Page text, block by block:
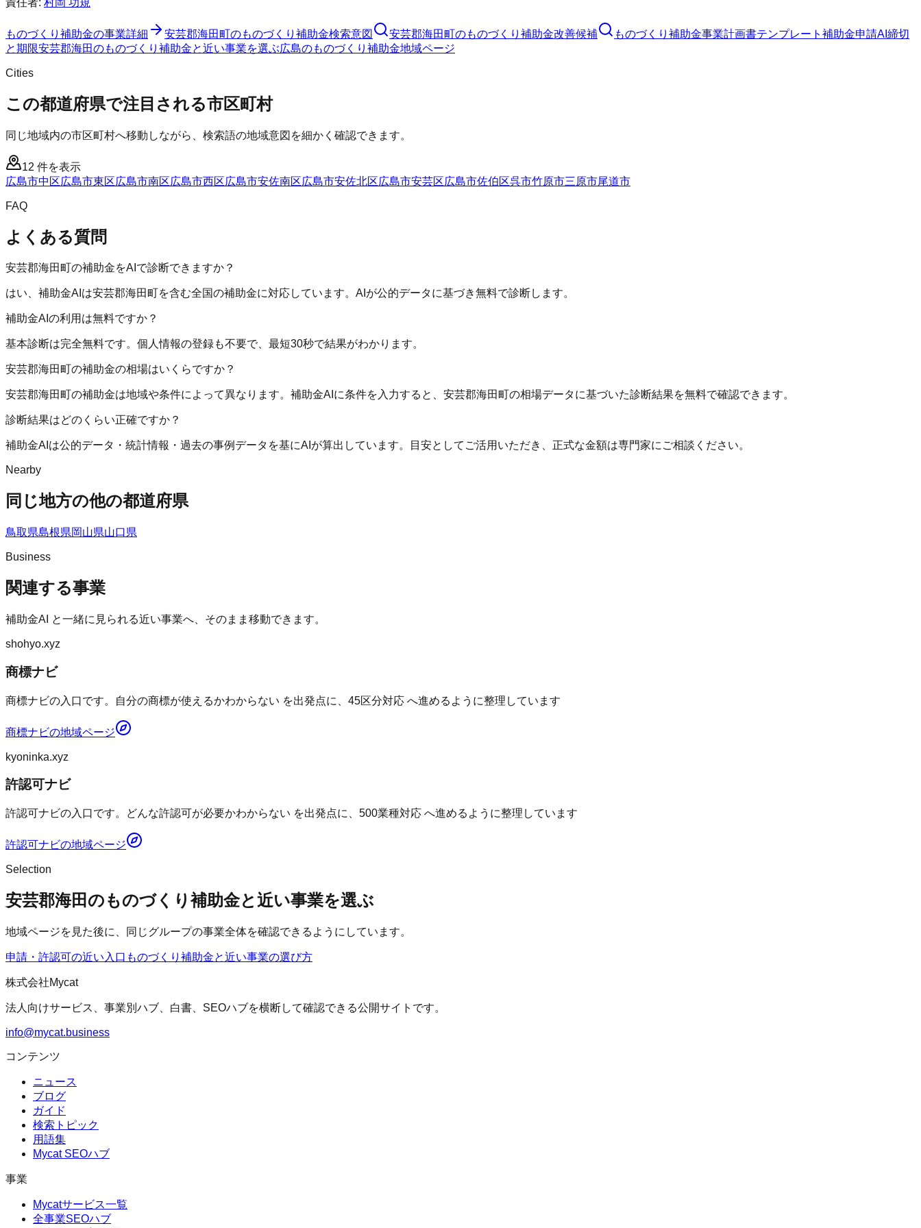
ものづくり補助金の事業詳細 安芸郡海田町のものづくり補助金検索意図 安芸郡海田町のものづくり補助金改善候補 ものづくり補助金事業計画書テンプレート 補助金申請AI 締切
と期限安芸郡海田のものづくり補助金と近い事業を選ぶ広島のものづくり補助金地域ページ
Cities
この都道府県で注目される市区町村
同じ地域内の市区町村へ移動しながら、検索語の地域意図を細かく確認できます。
12 件を表示
広島市中区広島市東区広島市南区広島市西区広島市安佐南区広島市安佐北区広島市安芸区広島市佐伯区呉市竹原市三原市尾道市
FAQ
よくある質問
安芸郡海田町の補助金をAIで診断できますか？
はい、補助金AIは安芸郡海田町を含む全国の補助金に対応しています。AIが公的データに基づき無料で診断します。
補助金AIの利用は無料ですか？
基本診断は完全無料です。個人情報の登録も不要で、最短30秒で結果がわかります。
安芸郡海田町の補助金の相場はいくらですか？
安芸郡海田町の補助金は地域や条件によって異なります。補助金AIに条件を入力すると、安芸郡海田町の相場データに基づいた診断結果を無料で確認できます。
診断結果はどのくらい正確ですか？
補助金AIは公的データ・統計情報・過去の事例データを基にAIが算出しています。目安としてご活用いただき、正式な金額は専門家にご相談ください。
Nearby
同じ地方の他の都道府県
鳥取県島根県岡山県山口県
Business
関連する事業
補助金AI と一緒に見られる近い事業へ、そのまま移動できます。
shohyo.xyz
商標ナビ
商標ナビの入口です。自分の商標が使えるかわからない を出発点に、45区分対応 へ進めるように整理しています
商標ナビの地域ページ
kyoninka.xyz
許認可ナビ
許認可ナビの入口です。どんな許認可が必要かわからない を出発点に、500業種対応 へ進めるように整理しています
許認可ナビの地域ページ
Selection
安芸郡海田のものづくり補助金と近い事業を選ぶ
地域ページを見た後に、同じグループの事業全体を確認できるようにしています。
申請・許認可の近い入口 ものづくり補助金と近い事業の選び方
株式会社Mycat
法人向けサービス、事業別ハブ、白書、SEOハブを横断して確認できる公開サイトです。
info@mycat.business
コンテンツ
ニュース
ブログ
ガイド
検索トピック
用語集
Mycat SEOハブ
事業
Mycatサービス一覧
全事業SEOハブ